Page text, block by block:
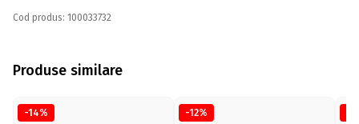
Cod produs: 100033732
Produse similare
-14% -12%